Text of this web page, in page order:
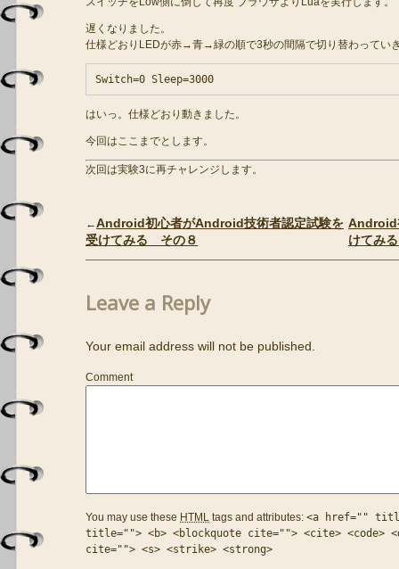
遅くなりました。
仕様どおりLEDが赤→青→緑の順で3秒の間隔で切り替わってい
はいっ。仕様どおり動きました。
今回はここまでとします。
次回は実験3に再チャレンジします。
←Android初心者がAndroid技術者認定試験を
受けてみる その８
Android
けてみ
Leave a Reply
Your email address will not be published.
Comment
You may use these HTML tags and attributes: <a href=""
title=""> <b> <blockquote cite=""> <cite> <code>
cite=""> <s> <strike> <strong>